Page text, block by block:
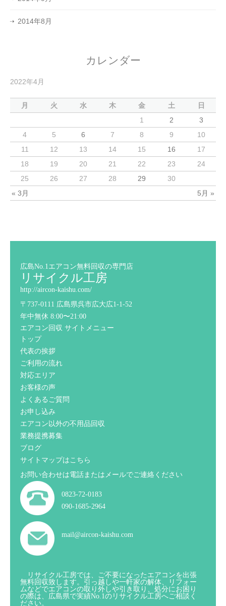
2014年8月
カレンダー
2022年4月
月 火 水 木 金 土 日
« 3月 5月 »
1 2
3
4
5 6 7 8 9
10
11
12 13 14 15 16
17
18
19 20 21 22 23
24
25
26 27 28 29 30
広島No.1エアコン無料回収の専門店
リサイクル工房
http://aircon-kaishu.com/
〒737-0111 広島県呉市広大広1-1-52
年中無休 8:00〜21:00
エアコン回収 サイトメニュー
トップ
代表の挨拶
ご利用の流れ
対応エリア
お客様の声
よくあるご質問
お申し込み
エアコン以外の不用品回収
業務提携募集
ブログ
サイトマップはこちら
お問い合わせは電話またはメールでご連絡ください
0823-72-0183
090-1685-2964
mail@aircon-kaishu.com
リサイクル工房では、ご不要になったエアコンを出張
無料回収致します。引っ越しや一軒家の解体、リフォー
ムなどでエアコンの取り外しや引き取り、処分にお困り
の際は、広島県で実績No.1のリサイクル工房へご相談く
ださい。